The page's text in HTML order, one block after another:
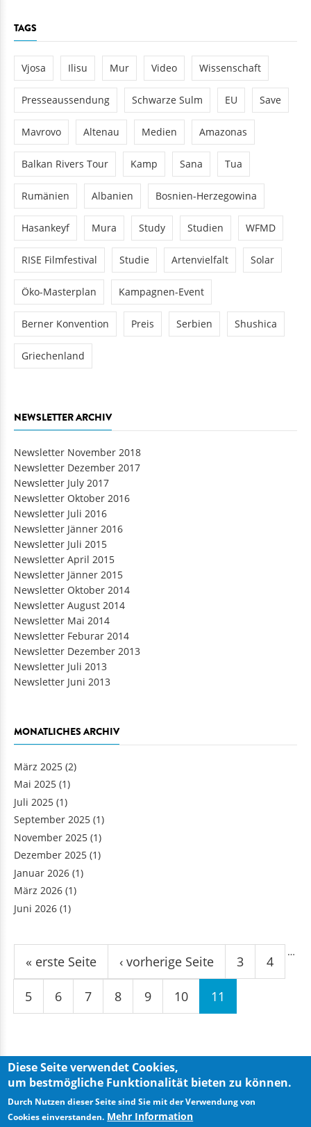
TAGS
Vjosa Ilisu Mur Video Wissenschaft
Presseaussendung Schwarze Sulm EU Save
Mavrovo Altenau Medien Amazonas
Balkan Rivers Tour Kamp Sana Tua
Rumänien Albanien Bosnien-Herzegowina
Hasankeyf Mura Study Studien WFMD
RISE Filmfestival Studie Artenvielfalt Solar
Öko-Masterplan Kampagnen-Event
Berner Konvention Preis Serbien Shushica
Griechenland
NEWSLETTER ARCHIV
Newsletter November 2018
Newsletter Dezember 2017
Newsletter July 2017
Newsletter Oktober 2016
Newsletter Juli 2016
Newsletter Jänner 2016
Newsletter Juli 2015
Newsletter April 2015
Newsletter Jänner 2015
Newsletter Oktober 2014
Newsletter August 2014
Newsletter Mai 2014
Newsletter Feburar 2014
Newsletter Dezember 2013
Newsletter Juli 2013
Newsletter Juni 2013
MONATLICHES ARCHIV
März 2025 (2)
Mai 2025 (1)
Juli 2025 (1)
September 2025 (1)
November 2025 (1)
Dezember 2025 (1)
Januar 2026 (1)
März 2026 (1)
Juni 2026 (1)
Seiten
« erste Seite ‹ vorherige Seite
…
3 4
5 6 7 8 9 10 11
Diese Seite verwendet Cookies,
um bestmögliche Funktionalität bieten zu können.
Durch Nutzen dieser Seite sind Sie mit der Verwendung von
Cookies einverstanden. Mehr Information